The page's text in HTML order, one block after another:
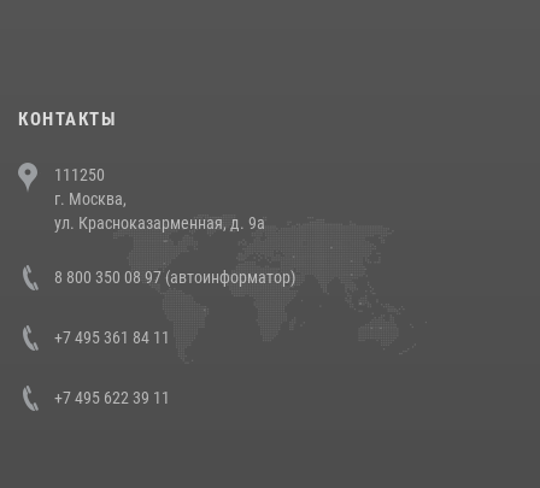
напавших на бригаду скорой помощи (видео)
14 июля 2026, 12:20
В Росгвардии прошла военно-научная конференция по обобщению
боевого опыта
КОНТАКТЫ
111250
г. Москва,
ул. Красноказарменная, д. 9а
8 800 350 08 97 (автоинформатор)
+7 495 361 84 11
+7 495 622 39 11